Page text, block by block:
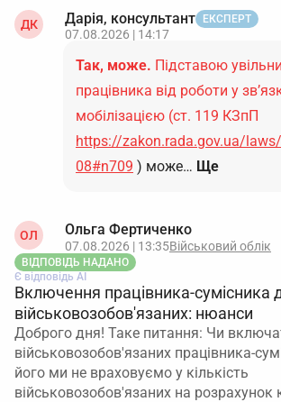
ДК Дарія, консультант ЕКСПЕРТ
07.08.2026 | 14:17
Так, може. Підставою
працівника від роботи у
мобілізацією (ст. 119 КЗпП
https://zakon.rada.gov.ua/
08#n709 ) може… Ще
ОЛ Ольга Фертиченко
07.08.2026 | 13:35Військовий облік
ВІДПОВІДЬ НАДАНО
Є відповідь АІ
Включення працівника-сумісника
військовозобов'язаних: нюанси
Доброго дня! Таке питання: Чи
військовозобов'язаних працівника-
його ми не враховуємо у кількість
військовозобов'язаних на розрахунок